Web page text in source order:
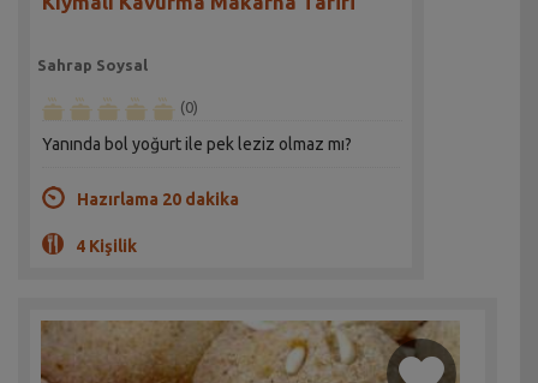
Sahrap Soysal
(0)
Yanında bol yoğurt ile pek leziz olmaz mı?
Hazırlama 20 dakika
4 Kişilik